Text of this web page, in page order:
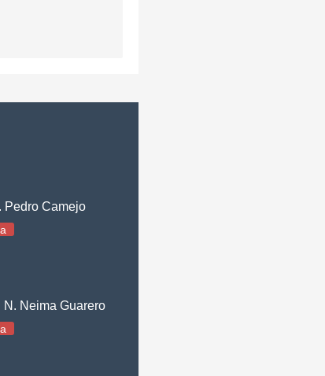
Pedro Camejo
N. Neima Guarero